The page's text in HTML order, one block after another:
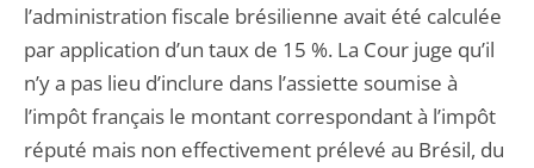
l’administration fiscale brésilienne avait été calculée
par application d’un taux de 15 %. La Cour juge qu’il
n’y a pas lieu d’inclure dans l’assiette soumise à
l’impôt français le montant correspondant à l’impôt
réputé mais non effectivement prélevé au Brésil, du